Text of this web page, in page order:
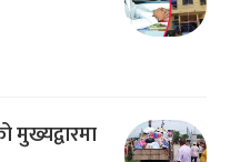
मुख्यद्वारमा